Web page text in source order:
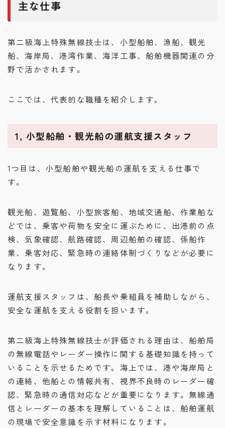
主な仕事
第二級海上特殊無線技士は、小型船舶、漁船、観光
船、海岸局、港湾作業、海洋工事、船舶機器関連の分
野で活かされます。
ここでは、代表的な職種を紹介します。
1, 小型船舶・観光船の運航支援スタッフ
1つ目は、小型船舶や観光船の運航を支える仕事で
す。
観光船、遊覧船、小型旅客船、地域交通船、作業船な
どでは、乗客や荷物を安全に運ぶために、出港前の点
検、気象確認、航路確認、周辺船舶の確認、係船作
業、乗客対応、緊急時の連絡体制づくりなどが必要に
なります。
運航支援スタッフは、船長や乗組員を補助しながら、
安全な運航を支える役割を担います。
第二級海上特殊無線技士が評価される理由は、船舶局
の無線電話やレーダー操作に関する基礎知識を持って
いることを示せるためです。海上では、港や海岸局と
の連絡、他船との情報共有、視界不良時のレーダー確
認、緊急時の通信対応などが重要になります。無線通
信とレーダーの基本を理解していることは、船舶運航
の現場で安全意識を示す材料になります。